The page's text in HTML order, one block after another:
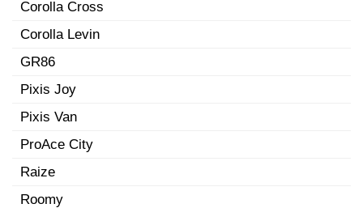
Corolla Cross
Corolla Levin
GR86
Pixis Joy
Pixis Van
ProAce City
Raize
Roomy